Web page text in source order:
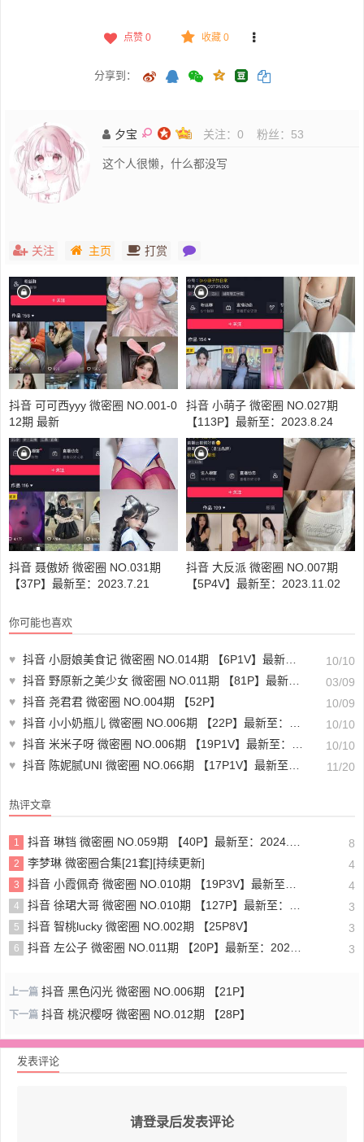
点赞 0 收藏 0
分享到：
夕宝 关注： 0 粉丝： 53
这个人很懒，什么都没写
关注 主页 打赏
抖音 可可西yyy 微密圈 NO.001-0
12期 最新
抖音 小萌子 微密圈 NO.027期
【113P】最新至：2023.8.24
抖音 聂傲娇 微密圈 NO.031期
【37P】最新至：2023.7.21
抖音 大反派 微密圈 NO.007期
【5P4V】最新至：2023.11.02
你可能也喜欢
♥ 抖音 小厨娘美食记 微密圈 NO.014期 【6P1V】最新至：2023.6.27
10/10
♥ 抖音 野原新之美少女 微密圈 NO.011期 【81P】最新至：2024.3.7
03/09
♥ 抖音 尧君君 微密圈 NO.004期 【52P】
10/09
♥ 抖音 小小奶瓶儿 微密圈 NO.006期 【22P】最新至：2023.9.15
10/10
♥ 抖音 米米子呀 微密圈 NO.006期 【19P1V】最新至：2023.5.29
10/10
♥ 抖音 陈妮腻UNI 微密圈 NO.066期 【17P1V】最新至：2023.11.16 11/20
热评文章
1 抖音 琳铛 微密圈 NO.059期 【40P】最新至：2024.1.10 8
2 李梦琳 微密圈合集[21套][持续更新] 4
3 抖音 小霞佩奇 微密圈 NO.010期 【19P3V】最新至：2025.5.26 4
4 抖音 徐珺大哥 微密圈 NO.010期 【127P】最新至：2024.1.19 3
5 抖音 智桃lucky 微密圈 NO.002期 【25P8V】 3
6 抖音 左公子 微密圈 NO.011期 【20P】最新至：2024.5.13 3
上一篇 抖音 黑色闪光 微密圈 NO.006期 【21P】
下一篇 抖音 桃沢樱呀 微密圈 NO.012期 【28P】
发表评论
请登录后发表评论